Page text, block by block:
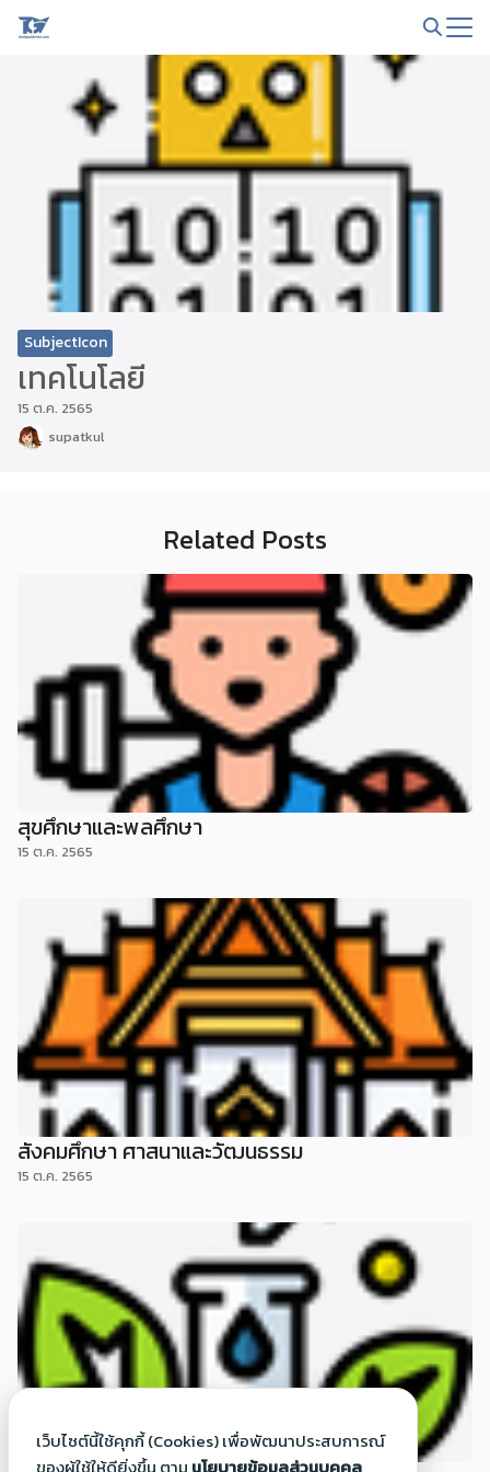
Skip
SubjectIcon
เทคโนโลยี
15 ต.ค. 2565
supatkul
Related Posts
สุขศึกษาและพลศึกษา
15 ต.ค. 2565
สังคมศึกษา ศาสนาและวัฒนธรรม
15 ต.ค. 2565
เว็บไซต์นี้ใช้คุกกี้ (Cookies) เพื่อพัฒนาประสบการณ์